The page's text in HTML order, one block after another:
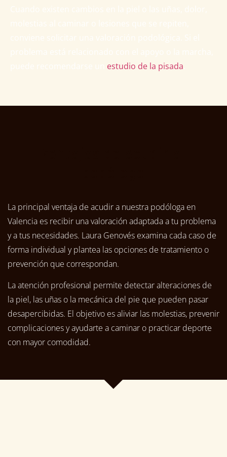
estudio de la pisada
La principal ventaja de acudir a nuestra podóloga en
Valencia es recibir una valoración adaptada a tu problema
y a tus necesidades. Laura Genovés examina cada caso de
forma individual y plantea las opciones de tratamiento o
prevención que correspondan.
La atención profesional permite detectar alteraciones de
la piel, las uñas o la mecánica del pie que pueden pasar
desapercibidas. El objetivo es aliviar las molestias, prevenir
complicaciones y ayudarte a caminar o practicar deporte
con mayor comodidad.